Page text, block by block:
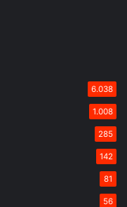
6.038
1.008
285
142
81
56